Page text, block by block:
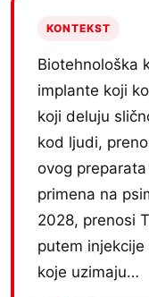
KONTEKST
Biotehnološka
implante koji
koji deluju
kod ljudi,
ovog
primena na
2028, prenosi
putem
koje uzimaju…